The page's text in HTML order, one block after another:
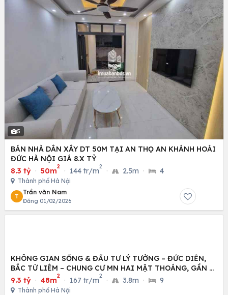
5
BÁN NHÀ DÂN XÂY DT 50M TẠI AN THỌ AN KHÁNH HOÀI
ĐỨC HÀ NỘI GIÁ 8.X TỶ
8.3 tỷ · 50m
2
· 144 tr/m
2
· 2.5m · 4
Thành phố Hà Nội
T
Trần văn Nam
Đăng 01/02/2026
KHÔNG GIAN SỐNG & ĐẦU TƯ LÝ TƯỞNG – ĐỨC DIỄN,
BẮC TỪ LIÊM – CHUNG CƯ MN HAI MẶT THOÁNG, GẦN Ô
TÔ
9.3 tỷ · 48m
2
· 167 tr/m
2
· 3.8m · 9
Thành phố Hà Nội